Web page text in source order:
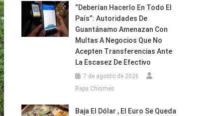
“Deberían Hacerlo En Todo El
País”: Autoridades De
Guantánamo Amenazan Con
Multas A Negocios Que No
Acepten Transferencias Ante
La Escasez De Efectivo
7 de agosto de 2026
Repa Chismes
Baja El Dólar , El Euro Se Queda